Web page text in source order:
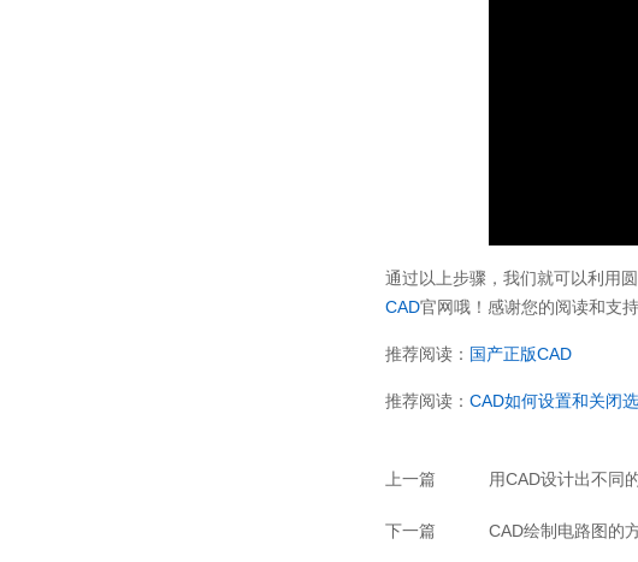
通过以上步骤，我们就可以利用
CAD官网哦！感谢您的阅读和支持
推荐阅读： 国产正版CAD
推荐阅读： CAD如何设置和关闭
上一篇 用CAD设计出不同
下一篇 CAD绘制电路图的